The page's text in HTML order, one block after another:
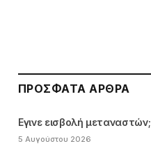
ΠΡΌΣΦΑΤΑ ΆΡΘΡΑ
Εγινε εισβολή μεταναστών;
5 Αυγούστου 2026